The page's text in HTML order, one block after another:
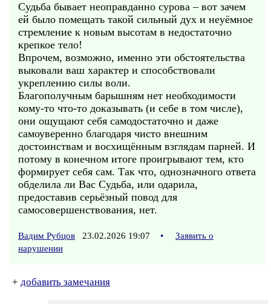
Судьба бывает неоправданно сурова – вот зачем
ей было помещать такой сильный дух и неуёмное
стремление к новым высотам в недостаточно
крепкое тело!
Впрочем, возможно, именно эти обстоятельства
выковали ваш характер и способствовали
укреплению силы воли.
Благополучным барышням нет необходимости
кому-то что-то доказывать (и себе в том числе),
они ощущают себя самодостаточно и даже
самоуверенно благодаря чисто внешним
достоинствам и восхищённым взглядам парней. И
потому в конечном итоге проигрывают тем, кто
формирует себя сам. Так что, однозначного ответа
обделила ли Вас Судьба, или одарила,
предоставив серьёзный повод для
самосовершенствования, нет.
Вадим Рубцов 23.02.2026 19:07 •
Заявить о
нарушении
+ добавить замечания